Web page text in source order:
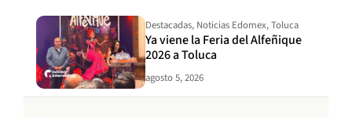
Destacadas, Noticias Edomex,Toluca
Ya viene la Feria del Alfeñique
2026 a Toluca
agosto 5, 2026